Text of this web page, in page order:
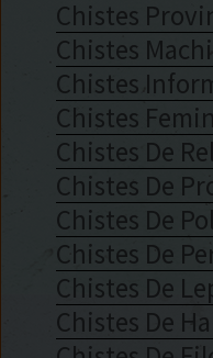
Chistes
Chistes
Chistes
Chistes
Chistes De
Chistes De
Chistes De
Chistes De
Chistes De
Chistes De